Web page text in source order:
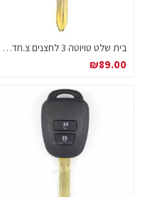
בית שלט טויוטה 3 לחצנים צ.חדשה קאמרי / קורולה TOY43
₪89.00